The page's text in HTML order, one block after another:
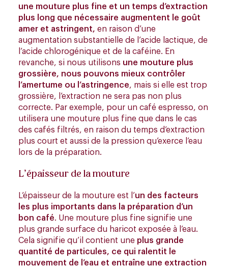
une mouture plus fine et un temps d’extraction
plus long que nécessaire augmentent le goût
amer et astringent, en raison d’une
augmentation substantielle de l’acide lactique, de
l’acide chlorogénique et de la caféine. En
revanche, si nous utilisons une mouture plus
grossière, nous pouvons mieux contrôler
l’amertume ou l’astringence, mais si elle est trop
grossière, l’extraction ne sera pas non plus
correcte. Par exemple, pour un café espresso, on
utilisera une mouture plus fine que dans le cas
des cafés filtrés, en raison du temps d’extraction
plus court et aussi de la pression qu’exerce l’eau
lors de la préparation.
L’épaisseur de la mouture
L’épaisseur de la mouture est l’un des facteurs
les plus importants dans la préparation d’un
bon café. Une mouture plus fine signifie une
plus grande surface du haricot exposée à l’eau.
Cela signifie qu’il contient une plus grande
quantité de particules, ce qui ralentit le
mouvement de l’eau et entraîne une extraction